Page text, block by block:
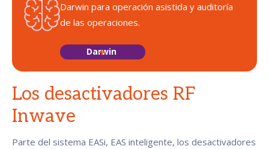
Darwin para operación asistida y auditoría
de las operaciones.
Darwin
Los desactivadores RF
Inwave
Parte del sistema EASi, EAS inteligente, los desactivadores